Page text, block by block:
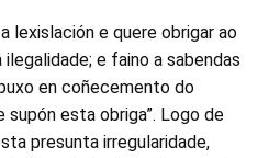
lexislación e quere obrigar ao
e faino a sabendas
en coñecemento do
esta obriga”. Logo de
presunta irregularidade,